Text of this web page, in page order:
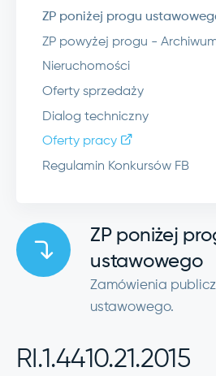
ZP poniżej progu
ZP powyżej progu -
Nieruchomości
Oferty sprzedaży
Dialog techniczny
Oferty pracy
Regulamin Konkursów FB
ZP poniżej
ustawowego
Zamówienia
ustawowego.
RI.1.4410.21.2015